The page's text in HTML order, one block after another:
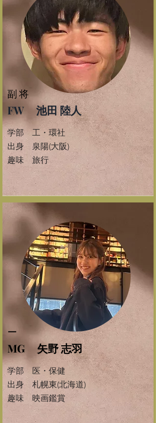
副将
FW 池田 陸人
学部 工・環社
​出身 泉陽(大阪)
​趣味 旅行
ー
MG 矢野 志羽
学部 医・保健
​出身 札幌東(北海道)
​趣味 映画鑑賞